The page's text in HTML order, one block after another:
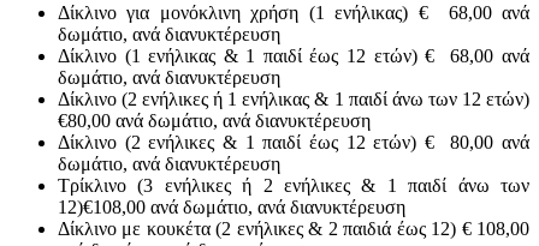
Δίκλινο για μονόκλινη χρήση (1 ενήλικας) € 68,00 ανά
δωμάτιο, ανά διανυκτέρευση
Δίκλινο (1 ενήλικας & 1 παιδί έως 12 ετών) € 68,00 ανά
δωμάτιο, ανά διανυκτέρευση
Δίκλινο (2 ενήλικες ή 1 ενήλικας & 1 παιδί άνω των 12 ετών)
€80,00 ανά δωμάτιο, ανά διανυκτέρευση
Δίκλινο (2 ενήλικες & 1 παιδί έως 12 ετών) € 80,00 ανά
δωμάτιο, ανά διανυκτέρευση
Τρίκλινο (3 ενήλικες ή 2 ενήλικες & 1 παιδί άνω των
12)€108,00 ανά δωμάτιο, ανά διανυκτέρευση
Δίκλινο με κουκέτα (2 ενήλικες & 2 παιδιά έως 12) € 108,00